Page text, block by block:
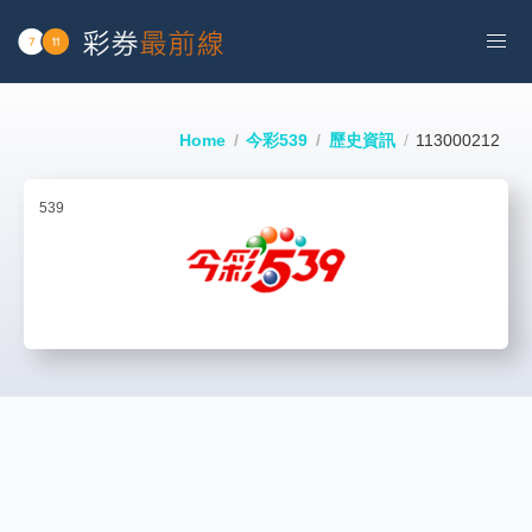
Home 今彩539 歷史資訊 113000212
539